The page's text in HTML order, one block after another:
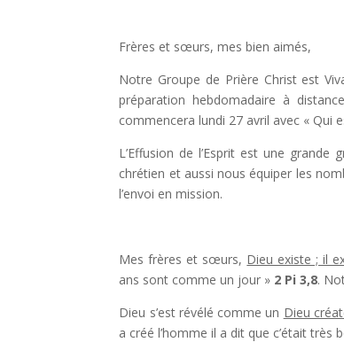
Frères et sœurs, mes bien aimés,
Notre Groupe de Prière Christ est
préparation hebdomadaire à
commencera lundi 27 avril avec « Qui
L’Effusion de l’Esprit est une
chrétien et aussi nous équiper les
l’envoi en mission.
Mes frères et sœurs, Dieu existe ; il
ans sont comme un jour » 2 Pi 3,8.
Dieu s’est révélé comme un Dieu
a créé l’homme il a dit que c’était très